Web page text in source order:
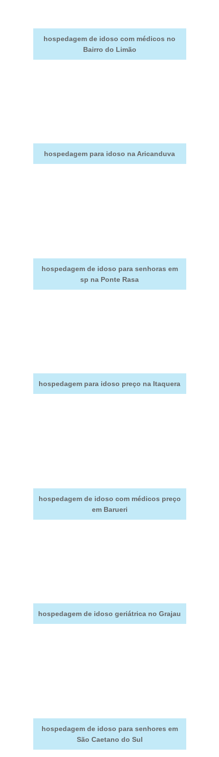
hospedagem de idoso com médicos no
Bairro do Limão
hospedagem para idoso na Aricanduva
hospedagem de idoso para senhoras em
sp na Ponte Rasa
hospedagem para idoso preço na Itaquera
hospedagem de idoso com médicos preço
em Barueri
hospedagem de idoso geriátrica no Grajau
hospedagem de idoso para senhores em
São Caetano do Sul